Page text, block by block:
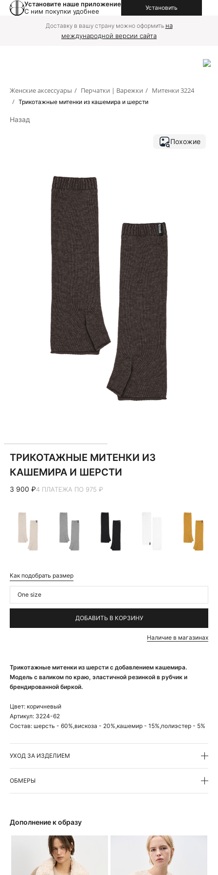
Установите наше приложение
С ним покупки удобнее
Установить
Доставку в вашу страну можно оформить на
международной версии сайта
Женские аксессуары / Перчатки | Варежки / Митенки 3224
/ Трикотажные митенки из кашемира и шерсти
Назад
Трикотажные митенки из шерсти с добавлением кашемира.
Модель с валиком по краю, эластичной резинкой в рубчик и
брендированной биркой.
Цвет: коричневый
Артикул: 3224-62
Состав: шерсть - 60%,вискоза - 20%,кашемир - 15%,полиэстер - 5%
УХОД ЗА ИЗДЕЛИЕМ
ОБМЕРЫ
Похожие
ТРИКОТАЖНЫЕ МИТЕНКИ ИЗ
КАШЕМИРА И ШЕРСТИ
3 900 ₽4 ПЛАТЕЖА ПО 975 ₽
Как подобрать размер
One size
ДОБАВИТЬ В КОРЗИНУ
Наличие в магазинах
Дополнение к образу